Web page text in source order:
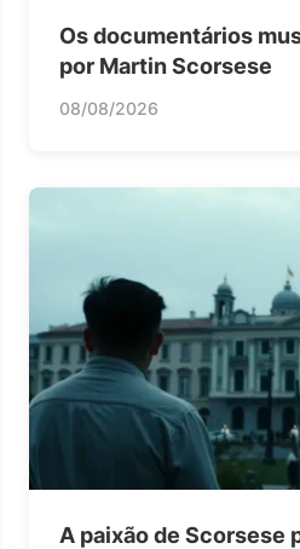
Os documentários
por Martin Scorsese
08/08/2026
A paixão de Scorsese